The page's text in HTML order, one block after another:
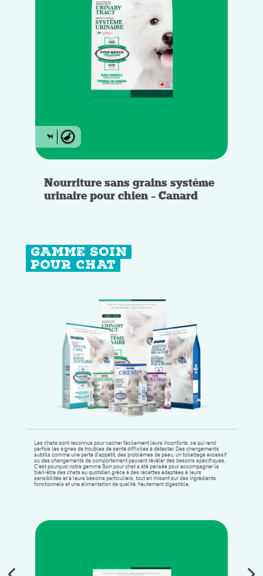
Nourriture sans grains système
urinaire pour chien – Canard
GAMME SOIN
POUR CHAT
Les chats sont reconnus pour cacher facilement leurs inconforts, ce qui rend
parfois les signes de troubles de santé difficiles à détecter. Des changements
subtils comme une perte d’appétit, des problèmes de peau, un toilettage excessif
ou des changements de comportement peuvent révéler des besoins spécifiques.
C’est pourquoi notre gamme Soin pour chat a été pensée pour accompagner le
bien-être des chats au quotidien grâce à des recettes adaptées à leurs
sensibilités et à leurs besoins particuliers, tout en misant sur des ingrédients
fonctionnels et une alimentation de qualité, hautement digestible.